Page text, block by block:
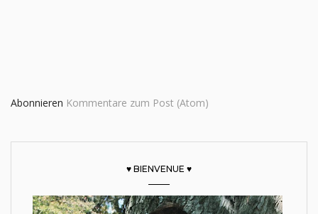
Abonnieren Kommentare zum Post (Atom)
♥ BIENVENUE ♥